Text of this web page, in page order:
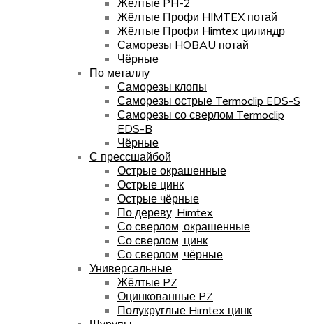
Жёлтые Профи HIMTEX потай
Жёлтые Профи Himtex цилиндр
Саморезы HOBAU потай
Чёрные
По металлу
Саморезы клопы
Саморезы острые Termoclip EDS-S
Саморезы со сверлом Termoclip
EDS-B
Чёрные
С прессшайбой
Острые окрашенные
Острые цинк
Острые чёрные
По дереву, Himtex
Со сверлом, окрашенные
Со сверлом, цинк
Со сверлом, чёрные
Универсальные
Жёлтые PZ
Оцинкованные PZ
Полукруглые Himtex цинк